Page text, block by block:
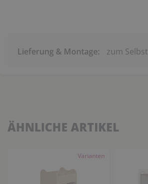
Lieferung & Montage: zum
ÄHNLICHE ARTIKEL
Varianten